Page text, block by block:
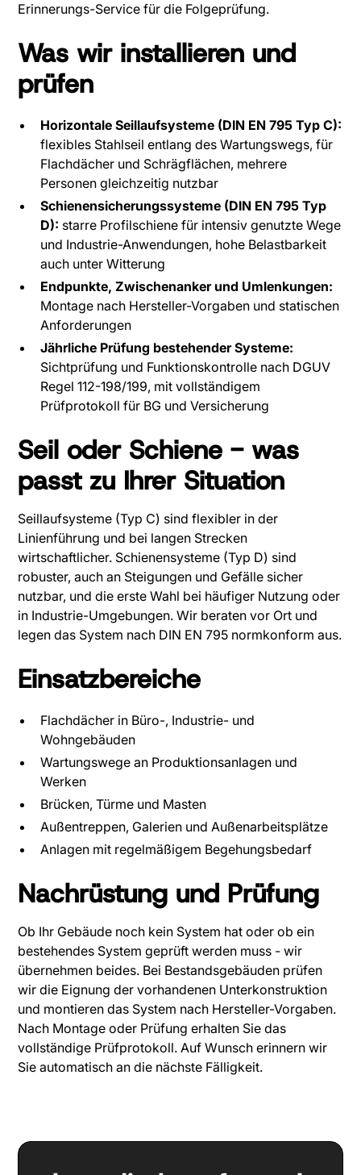
Erinnerungs-Service für die Folgeprüfung.
Was wir installieren und
prüfen
Horizontale Seillaufsysteme (DIN EN 795 Typ C):
flexibles Stahlseil entlang des Wartungswegs, für
Flachdächer und Schrägflächen, mehrere
Personen gleichzeitig nutzbar
Schienensicherungssysteme (DIN EN 795 Typ
D): starre Profilschiene für intensiv genutzte Wege
und Industrie-Anwendungen, hohe Belastbarkeit
auch unter Witterung
Endpunkte, Zwischenanker und Umlenkungen:
Montage nach Hersteller-Vorgaben und statischen
Anforderungen
Jährliche Prüfung bestehender Systeme:
Sichtprüfung und Funktionskontrolle nach DGUV
Regel 112-198/199, mit vollständigem
Prüfprotokoll für BG und Versicherung
Seil oder Schiene - was
passt zu Ihrer Situation
Seillaufsysteme (Typ C) sind flexibler in der
Linienführung und bei langen Strecken
wirtschaftlicher. Schienensysteme (Typ D) sind
robuster, auch an Steigungen und Gefälle sicher
nutzbar, und die erste Wahl bei häufiger Nutzung oder
in Industrie-Umgebungen. Wir beraten vor Ort und
legen das System nach DIN EN 795 normkonform aus.
Einsatzbereiche
Flachdächer in Büro-, Industrie- und
Wohngebäuden
Wartungswege an Produktionsanlagen und
Werken
Brücken, Türme und Masten
Außentreppen, Galerien und Außenarbeitsplätze
Anlagen mit regelmäßigem Begehungsbedarf
Nachrüstung und Prüfung
Ob Ihr Gebäude noch kein System hat oder ob ein
bestehendes System geprüft werden muss - wir
übernehmen beides. Bei Bestandsgebäuden prüfen
wir die Eignung der vorhandenen Unterkonstruktion
und montieren das System nach Hersteller-Vorgaben.
Nach Montage oder Prüfung erhalten Sie das
vollständige Prüfprotokoll. Auf Wunsch erinnern wir
Sie automatisch an die nächste Fälligkeit.